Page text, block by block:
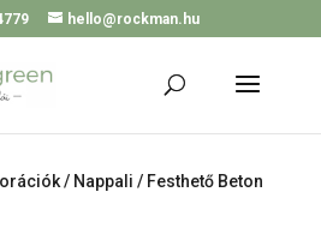
hello@rockman.hu
/ Nappali / Festhető Beton